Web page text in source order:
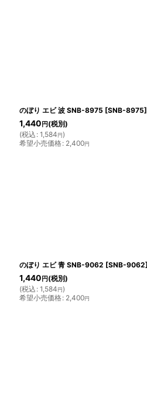
のぼり エビ 波 SNB-8975 [SNB-8975]
1,440 円 (税別)
(税込 : 1,584円)
希望小売価格: 2,400円
のぼり エビ 青 SNB-9062 [SNB-9062
1,440 円 (税別)
(税込 : 1,584円)
希望小売価格: 2,400円